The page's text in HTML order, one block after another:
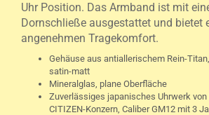
Uhr Position. Das Armband ist mit
Dornschließe ausgestattet und bietet
angenehmen Tragekomfort.
Gehäuse aus antiallerischem Rein-
satin-matt
Mineralglas, plane Oberfläche
Zuverlässiges japanisches Uhrwerk
CITIZEN-Konzern, Caliber GM12 mit 3